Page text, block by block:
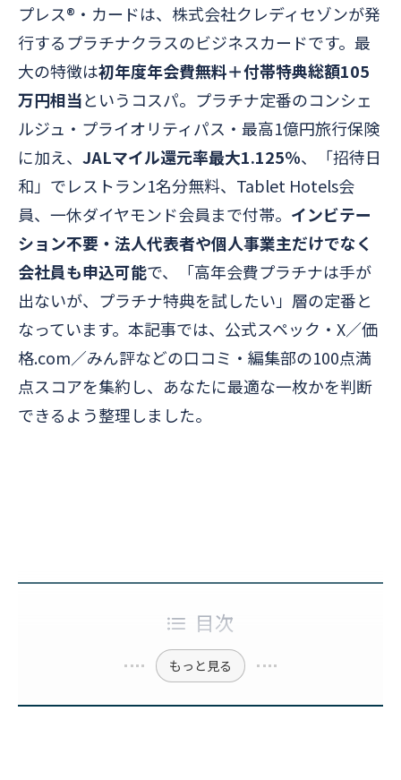
プレス®・カードは、株式会社クレディセゾンが発
行するプラチナクラスのビジネスカードです。最
大の特徴は初年度年会費無料＋付帯特典総額105
万円相当というコスパ。プラチナ定番のコンシェ
ルジュ・プライオリティパス・最高1億円旅行保険
に加え、 JALマイル還元率最大1.125％、「招待日
和」でレストラン1名分無料、Tablet Hotels会
員、一休ダイヤモンド会員まで付帯。 インビテー
ション不要・法人代表者や個人事業主だけでなく
会社員も申込可能で、「高年会費プラチナは手が
出ないが、プラチナ特典を試したい」層の定番と
なっています。本記事では、公式スペック・X／価
格.com／みん評などの口コミ・編集部の100点満
点スコアを集約し、あなたに最適な一枚かを判断
できるよう整理しました。
目次
もっと見る